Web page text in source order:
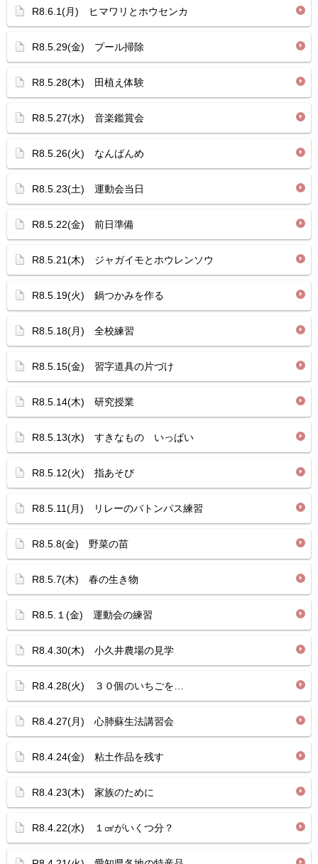
R8.6.1(月) ヒマワリとホウセンカ
R8.5.29(金) プール掃除
R8.5.28(木) 田植え体験
R8.5.27(水) 音楽鑑賞会
R8.5.26(火) なんばんめ
R8.5.23(土) 運動会当日
R8.5.22(金) 前日準備
R8.5.21(木) ジャガイモとホウレンソウ
R8.5.19(火) 鍋つかみを作る
R8.5.18(月) 全校練習
R8.5.15(金) 習字道具の片づけ
R8.5.14(木) 研究授業
R8.5.13(水) すきなもの いっぱい
R8.5.12(火) 指あそび
R8.5.11(月) リレーのバトンパス練習
R8.5.8(金) 野菜の苗
R8.5.7(木) 春の生き物
R8.5.１(金) 運動会の練習
R8.4.30(木) 小久井農場の見学
R8.4.28(火) ３０個のいちごを…
R8.4.27(月) 心肺蘇生法講習会
R8.4.24(金) 粘土作品を残す
R8.4.23(木) 家族のために
R8.4.22(水) １㎤がいくつ分？